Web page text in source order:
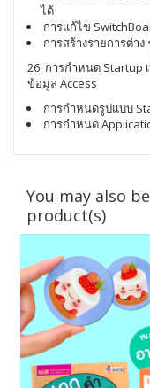
ได้
การแก้ไข
การสร้างรายการต่า
26. การกำหนด Startup
ข้อมูล Access
การกำหนดรูปแบบ
การกำหนด
You may also
product(s)